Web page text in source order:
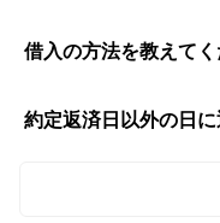
借入の方法を教えて
約定返済日以外の日